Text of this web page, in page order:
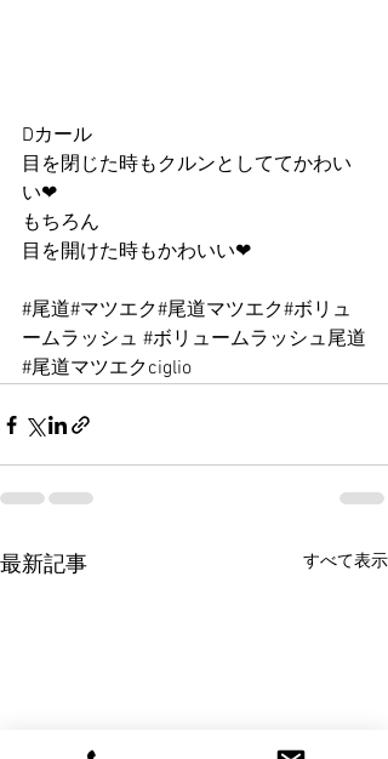
Dカール
目を閉じた時もクルンとしててかわい
い❤︎
もちろん
目を開けた時もかわいい❤︎
#尾道#マツエク#尾道マツエク#ボリュ
ームラッシュ #ボリュームラッシュ尾道
#尾道マツエクciglio
最新記事 すべて表示